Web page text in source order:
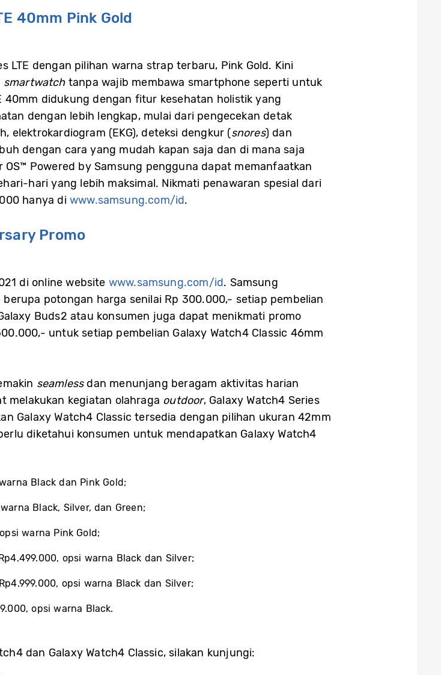
40mm Pink Gold
LTE dengan pilihan warna strap terbaru, Pink Gold. Kini
smartwatchtanpa wajib membawa smartphone seperti untuk
40mm didukung dengan fitur kesehatan holistik yang
dengan lebih lengkap, mulai dari pengecekan detak
elektrokardiogram (EKG), deteksi dengkur (snores) dan
dengan cara yang mudah kapan saja dan di mana saja
Powered by Samsung pengguna dapat memanfaatkan
hari yang lebih maksimal. Nikmati penawaran spesial dari
hanya di www.samsung.com/id.
Promo
di online website www.samsung.com/id. Samsung
potongan harga senilai Rp 300.000,- setiap pembelian
Buds2 atau konsumen juga dapat menikmati promo
untuk setiap pembelian Galaxy Watch4 Classic 46mm
seamlessdan menunjang beragam aktivitas harian
melakukan kegiatan olahraga outdoor, Galaxy Watch4 Series
Galaxy Watch4 Classic tersedia dengan pilihan ukuran 42mm
diketahui konsumen untuk mendapatkan Galaxy Watch4
Black dan Pink Gold;
Black, Silver, dan Green;
warna Pink Gold;
opsi warna Black dan Silver;
opsi warna Black dan Silver;
opsi warna Black.
dan Galaxy Watch4 Classic, silakan kunjungi: